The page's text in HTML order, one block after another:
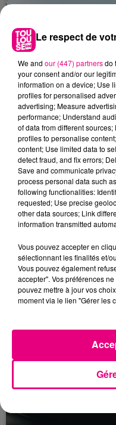
22 juillet 2026
Toulouse :
secteur François
Le respect de
We and our (447) partnersdo
your consent and/or our
information on a device; Use
profiles for personalised
advertising; Measure
performance; Understand
of data from different
profiles to personalise
content; Use limited data to
detect fraud, and fix errors;
Save and communicate
process personal data such
following functionalities:
requested; Use precise
other data sources; Link
information transmitted
Vous pouvez accepter en
sélectionnant les finalités et/
Vous pouvez également
accepter". Vos préférences
pouvez mettre à jour vos
moment via le lien "Gérer les